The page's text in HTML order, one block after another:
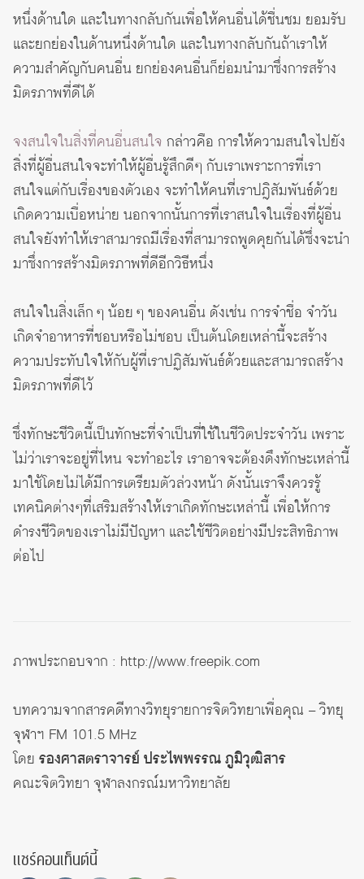
หนึ่งด้านใด และในทางกลับกันเพื่อให้คนอื่นได้ชื่นชม ยอมรับ
และยกย่องในด้านหนึ่งด้านใด และในทางกลับกันถ้าเราให้
ความสำคัญกับคนอื่น ยกย่องคนอื่นก็ย่อมนำมาซึ่งการสร้าง
มิตรภาพที่ดีได้
จงสนใจในสิ่งที่คนอื่นสนใจ กล่าวคือ การให้ความสนใจไปยัง
สิ่งที่ผู้อื่นสนใจจะทำให้ผู้อื่นรู้สึกดีๆ กับเราเพราะการที่เรา
สนใจแต่กับเรื่องของตัวเอง จะทำให้คนที่เราปฎิสัมพันธ์ด้วย
เกิดความเบื่อหน่าย นอกจากนั้นการที่เราสนใจในเรื่องที่ผู้อื่น
สนใจยังทำให้เราสามารถมีเรื่องที่สามารถพูดคุยกันได้ซึ่งจะนำ
มาซึ่งการสร้างมิตรภาพที่ดีอีกวิธีหนึ่ง
สนใจในสิ่งเล็ก ๆ น้อย ๆ ของคนอื่น ดังเช่น การจำชื่อ จำวัน
เกิดจำอาหารที่ชอบหรือไม่ชอบ เป็นต้นโดยเหล่านี้จะสร้าง
ความประทับใจให้กับผู้ที่เราปฏิสัมพันธ์ด้วยและสามารถสร้าง
มิตรภาพที่ดีไว้
ซึ่งทักษะชีวิตนี้เป็นทักษะที่จำเป็นที่ใช้ในชีวิตประจำวัน เพราะ
ไม่ว่าเราจะอยู่ที่ไหน จะทำอะไร เราอาจจะต้องดึงทักษะเหล่านี้
มาใช้โดยไม่ได้มีการเตรียมตัวล่วงหน้า ดังนั้นเราจึงควรรู้
เทคนิคต่างๆที่เสริมสร้างให้เราเกิดทักษะเหล่านี้ เพื่อให้การ
ดำรงชีวิตของเราไม่มีปัญหา และใช้ชีวิตอย่างมีประสิทธิภาพ
ต่อไป
ภาพประกอบจาก : http://www.freepik.com
บทความจากสารคดีทางวิทยุรายการจิตวิทยาเพื่อคุณ – วิทยุ
จุฬาฯ FM 101.5 MHz
โดย รองศาสตราจารย์ ประไพพรรณ ภูมิวุฒิสาร
คณะจิตวิทยา จุฬาลงกรณ์มหาวิทยาลัย
แชร์คอนเท็นต์นี้